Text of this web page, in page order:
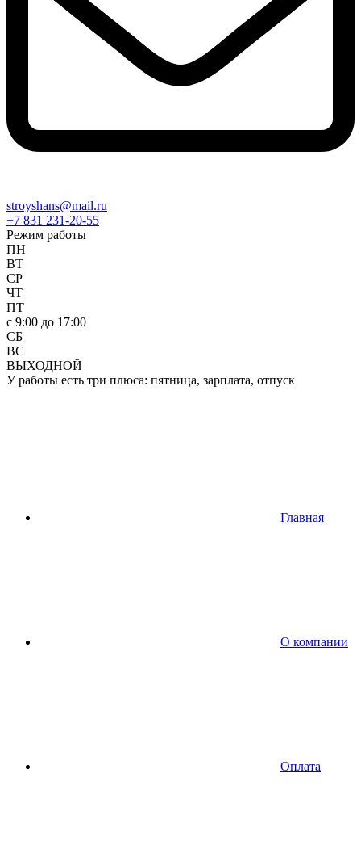
stroyshans@mail.ru
+7 831 231-20-55
Режим работы
ПН
ВТ
СР
ЧТ
ПТ
c 9:00 до 17:00
СБ
ВС
ВЫХОДНОЙ
У работы есть три плюса: пятница, зарплата, отпуск
Главная
О компании
Оплата